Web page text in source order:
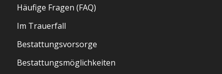
Häufige Fragen (FAQ)
Im Trauerfall
Bestattungsvorsorge
Bestattungsmöglichkeiten